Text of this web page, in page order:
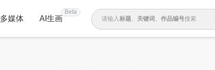
多媒体 AI生画
Beta
请输入标题、 关键词 、 作品编号搜索